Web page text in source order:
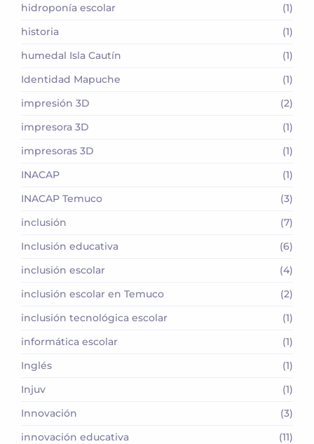
hidroponía escolar
(1)
historia
(1)
humedal Isla Cautín
(1)
Identidad Mapuche
(1)
impresión 3D
(2)
impresora 3D
(1)
impresoras 3D
(1)
INACAP
(1)
INACAP Temuco
(3)
inclusión
(7)
Inclusión educativa
(6)
inclusión escolar
(4)
inclusión escolar en Temuco
(2)
inclusión tecnológica escolar
(1)
informática escolar
(1)
Inglés
(1)
Injuv
(1)
Innovación
(3)
innovación educativa
(11)